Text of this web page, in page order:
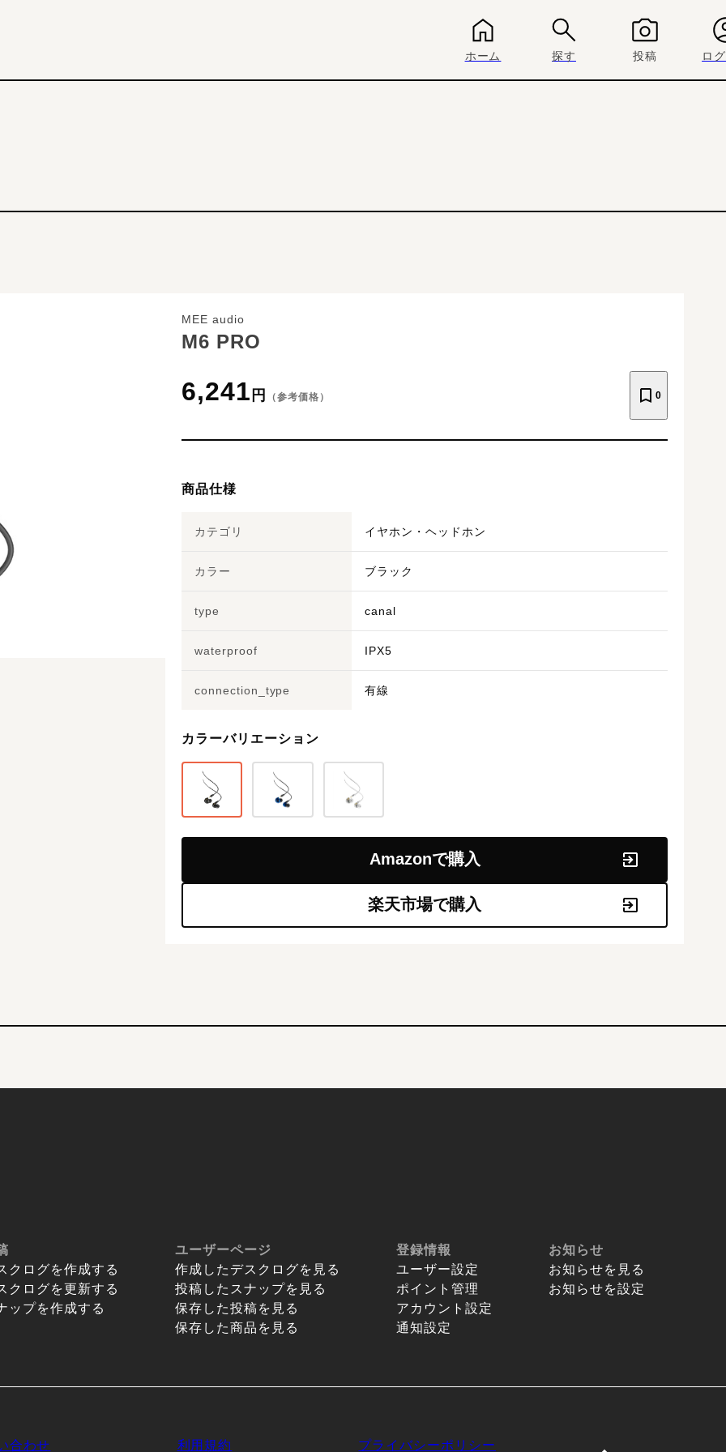
ホーム 探す 投稿 ロ
MEE audio
M6 PRO
6,241 円 （参考価格） 0
商品仕様
カテゴリ イヤホン・ヘッドホン
カラー ブラック
type canal
waterproof IPX5
connection_type 有線
カラーバリエーション
Amazonで購入
楽天市場で購入
クログを作成する
クログを更新する
ップを作成する
ユーザーページ
作成したデスクログを見る
投稿したスナップを見る
保存した投稿を見る
保存した商品を見る
登録情報
ユーザー設定
ポイント管理
アカウント設定
通知設定
お知らせ
お知らせを見る
お知らせを設定
合わせ 利用規約 プライバシーポリシー